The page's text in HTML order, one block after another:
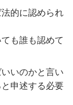
的に認められ
も誰も認めて
いのかと言い
申述する必要